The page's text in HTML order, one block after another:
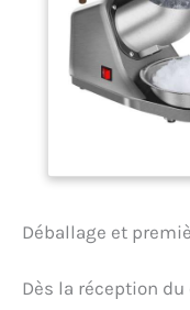
Déballage et
Dès la réception